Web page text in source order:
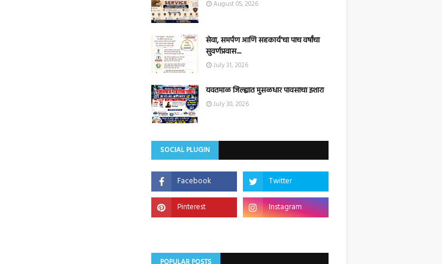
August 05, 2026
सेवा, समर्पण आणि सहकार्य'चा पाच वर्षांचा
सुवर्णप्रवास....
July 31, 2026
यवतमाळ जिल्ह्यात मुसळधार पावसाचा इशारा
July 30, 2026
SOCIAL PLUGIN